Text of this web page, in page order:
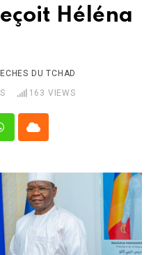
Héléna
DU TCHAD
163 VIEWS
Cloud